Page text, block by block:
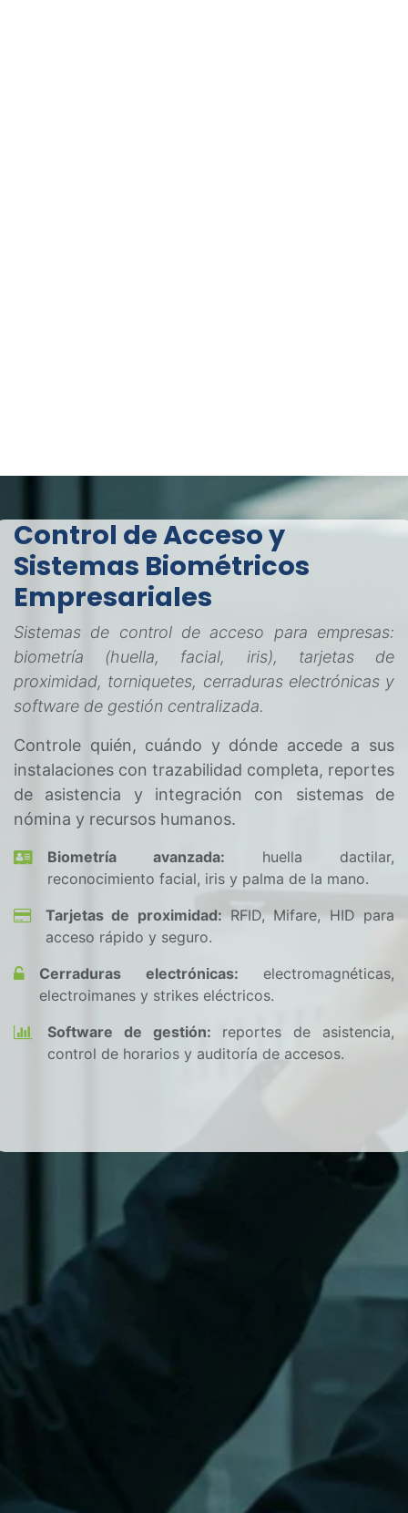
Control de Acceso y
Sistemas Biométricos
Empresariales
Sistemas de control de acceso para empresas:
biometría (huella, facial, iris), tarjetas de
proximidad, torniquetes, cerraduras electrónicas y
software de gestión centralizada.
Controle quién, cuándo y dónde accede a sus
instalaciones con trazabilidad completa, reportes
de asistencia y integración con sistemas de
nómina y recursos humanos.
Biometría avanzada: huella dactilar,
reconocimiento facial, iris y palma de la mano.
Tarjetas de proximidad: RFID, Mifare, HID para
acceso rápido y seguro.
Cerraduras electrónicas: electromagnéticas,
electroimanes y strikes eléctricos.
Software de gestión: reportes de asistencia,
control de horarios y auditoría de accesos.